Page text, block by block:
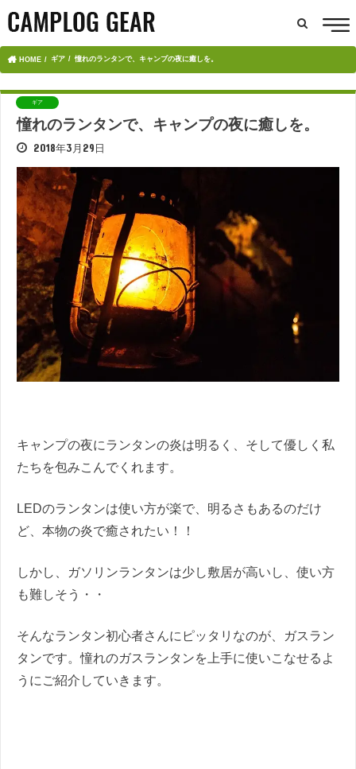
HOME ギア 憧れのランタンで、キャンプの夜に癒しを。
ギア
憧れのランタンで、キャンプの夜に癒しを。
2018年3月29日
キャンプの夜にランタンの炎は明るく、そして優しく私
たちを包みこんでくれます。
LEDのランタンは使い方が楽で、明るさもあるのだけ
ど、本物の炎で癒されたい！！
しかし、ガソリンランタンは少し敷居が高いし、使い方
も難しそう・・
そんなランタン初心者さんにピッタリなのが、ガスラン
タンです。憧れのガスランタンを上手に使いこなせるよ
うにご紹介していきます。